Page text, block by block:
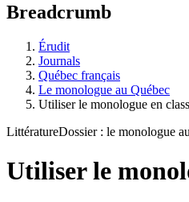
Breadcrumb
Érudit
Journals
Québec français
Le monologue au Québec
Utiliser le monologue en
LittératureDossier : le monologue
Utiliser le